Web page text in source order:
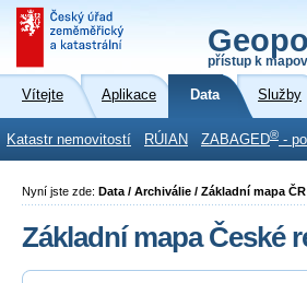
přístup k
Vítejte Aplikace Data Služby
Katastr nemovitostí RÚIAN ZABAGED® -
Nyní jste zde: Data / Archiválie / Základní mapa ČR
Základní mapa České